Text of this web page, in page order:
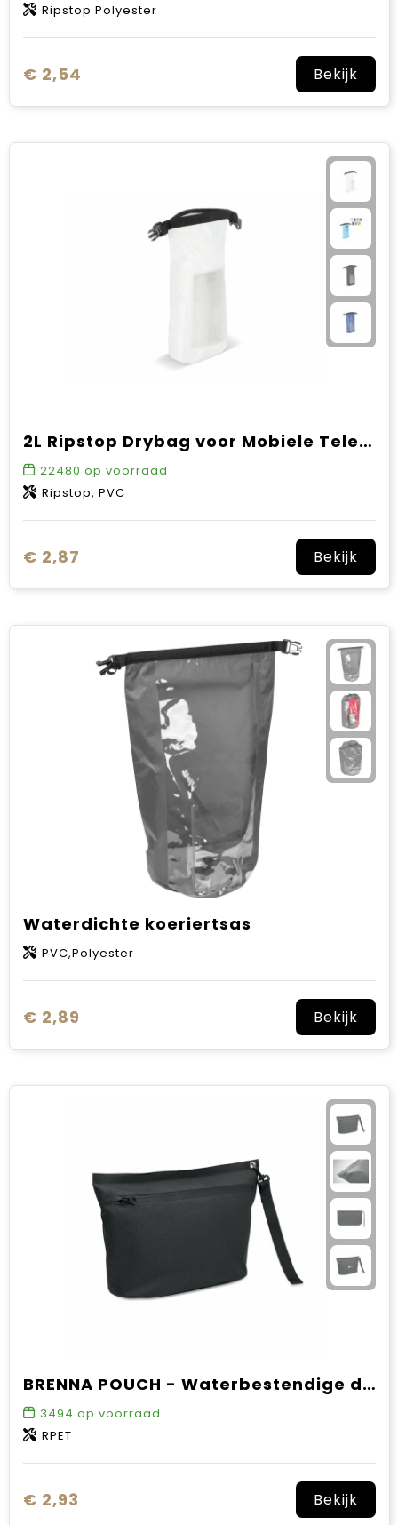
Ripstop Polyester
€ 2,54 Bekijk
2L Ripstop Drybag voor Mobiele Telefoon IPX6
22480 op voorraad
Ripstop, PVC
€ 2,87 Bekijk
Waterdichte koeriertsas
PVC,Polyester
€ 2,89 Bekijk
BRENNA POUCH - Waterbestendige documententas
3494 op voorraad
RPET
€ 2,93 Bekijk